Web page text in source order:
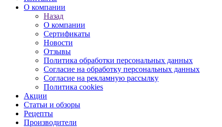
О компании
Назад
О компании
Сертификаты
Новости
Отзывы
Политика обработки персональных данных
Согласие на обработку персональных данных
Согласие на рекламную рассылку
Политика cookies
Акции
Статьи и обзоры
Рецепты
Производители